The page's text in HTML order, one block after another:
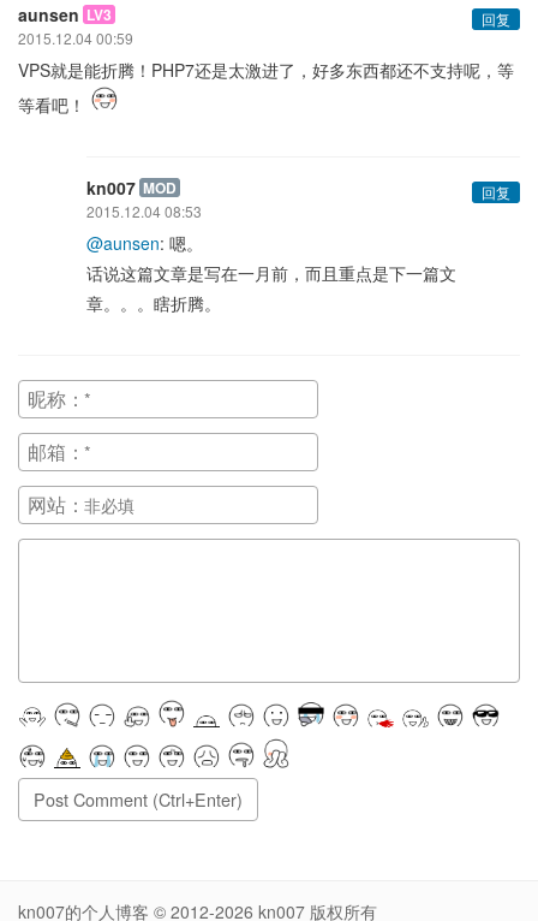
aunsen LV3
回复
2015.12.04 00:59
VPS就是能折腾！PHP7还是太激进了，好多东西都还不支持呢，等
等看吧！
kn007 MOD
回复
2015.12.04 08:53
@aunsen: 嗯。
话说这篇文章是写在一月前，而且重点是下一篇文
章。。。瞎折腾。
昵称：
邮箱：
网站：
kn007的个人博客 © 2012-2026 kn007 版权所有